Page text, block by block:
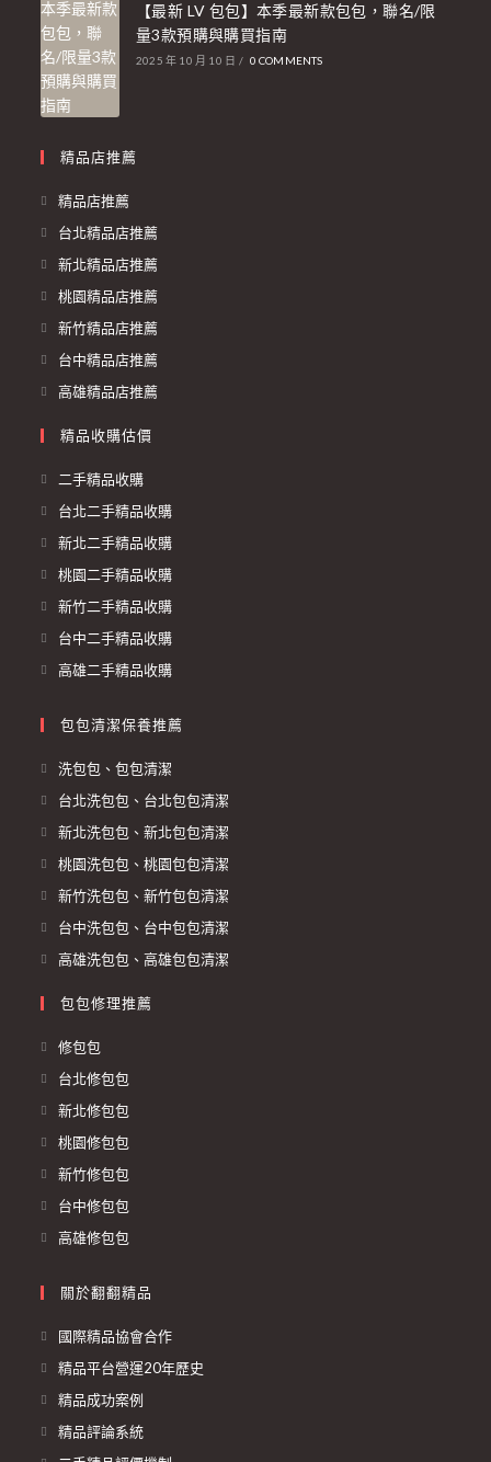
【最新 LV 包包】本季最新款包包，聯名/限
量3款預購與購買指南
2025 年 10 月 10 日 / 0 COMMENTS
精品店推薦
精品店推薦
台北精品店推薦
新北精品店推薦
桃園精品店推薦
新竹精品店推薦
台中精品店推薦
高雄精品店推薦
精品收購估價
二手精品收購
台北二手精品收購
新北二手精品收購
桃園二手精品收購
新竹二手精品收購
台中二手精品收購
高雄二手精品收購
包包清潔保養推薦
洗包包、包包清潔
台北洗包包、台北包包清潔
新北洗包包、新北包包清潔
桃園洗包包、桃園包包清潔
新竹洗包包、新竹包包清潔
台中洗包包、台中包包清潔
高雄洗包包、高雄包包清潔
包包修理推薦
修包包
台北修包包
新北修包包
桃園修包包
新竹修包包
台中修包包
高雄修包包
關於翻翻精品
國際精品協會合作
精品平台營運20年歷史
精品成功案例
精品評論系統